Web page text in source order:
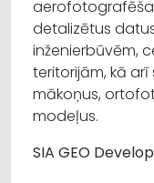
detalizētus
inženierbūvēm,
teritorijām, kā
mākoņus,
modeļus.
SIA GEO